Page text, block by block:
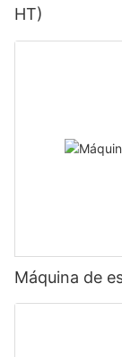
HT)
Máquina de